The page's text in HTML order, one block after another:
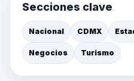
Secciones clave
Nacional CDMX
Negocios Turismo